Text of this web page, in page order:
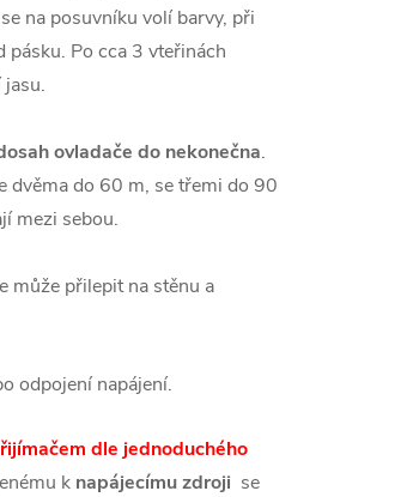
na posuvníku volí barvy, při
pásku. Po cca 3 vteřinách
ovladače do nekonečna.
dvěma do 60 m, se třemi do 90
mezi sebou.
může přilepit na stěnu a
odpojení napájení.
dle jednoduchého
k napájecímu zdroji se